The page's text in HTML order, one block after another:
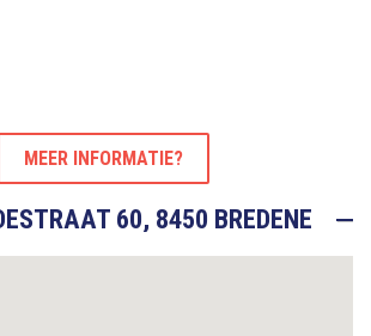
MEER INFORMATIE?
60, 8450 BREDENE